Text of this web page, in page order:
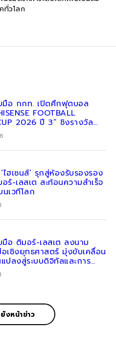
ทั่วโลก
มือ กกท. เปิดศึกฟุตบอล
FOOTBALL
2026 ปี 3” ชิงรางวัล
บาท
ไฮเซนส์’ รุกสู่ห้องรับรองรอง
ร์-เลสเต สะท้อนความสำเร็จ
เวทีโลก
มือ ติมอร์-เลสเต ลงนาม
เชิงยุทธศาสตร์ มุ่งขับเคลื่อน
ปลงสู่ระบบดิจิทัลและการ
น
งหน้าข่าว